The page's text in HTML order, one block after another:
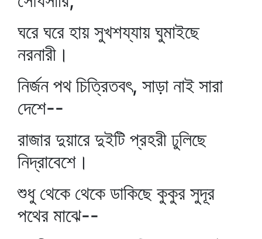
ঘরে ঘরে হায় সুখশয্যায় ঘুমাইছে
নরনারী।
নির্জন পথ চিত্রিতবৎ, সাড়া নাই সারা
দেশে--
রাজার দুয়ারে দুইটি প্রহরী ঢুলিছে
নিদ্রাবেশে।
শুধু থেকে থেকে ডাকিছে কুকুর সুদূর
পথের মাঝে--